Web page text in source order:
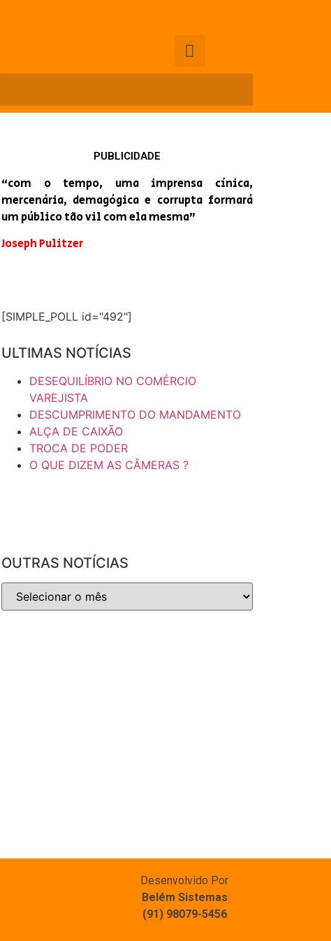
PUBLICIDADE
“com o tempo, uma imprensa cínica,
mercenária, demagógica e corrupta formará
um público tão vil com ela mesma”
Joseph Pulitzer
[SIMPLE_POLL id="492"]
ULTIMAS NOTÍCIAS
DESEQUILÍBRIO NO COMÉRCIO
VAREJISTA
DESCUMPRIMENTO DO MANDAMENTO
ALÇA DE CAIXÃO
TROCA DE PODER
O QUE DIZEM AS CÂMERAS ?
OUTRAS NOTÍCIAS
Desenvolvido Por
Belém Sistemas
(91) 98079-5456